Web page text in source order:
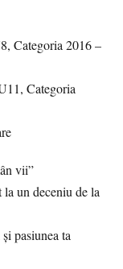
Categoria 2016 –
Categoria
vii”
un deceniu de la
pasiunea ta